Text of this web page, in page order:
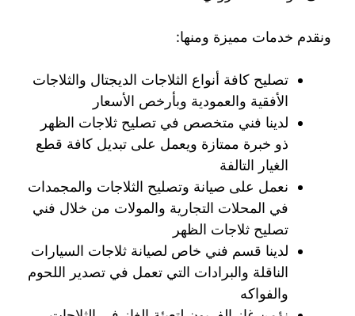
ونقدم خدمات مميزة ومنها:
تصليح كافة أنواع الثلاجات الديجتال والثلاجات
الأفقية والعمودية وبأرخص الأسعار
لدينا فني متخصص في تصليح ثلاجات الظهر
ذو خبرة ممتازة ويعمل على تبديل كافة قطع
الغيار التالفة
نعمل على صيانة وتصليح الثلاجات والمجمدات
في المحلات التجارية والمولات من خلال فني
تصليح ثلاجات الظهر
لدينا قسم فني خاص لصيانة ثلاجات السيارات
الناقلة والبرادات التي تعمل في تصدير اللحوم
والفواكه